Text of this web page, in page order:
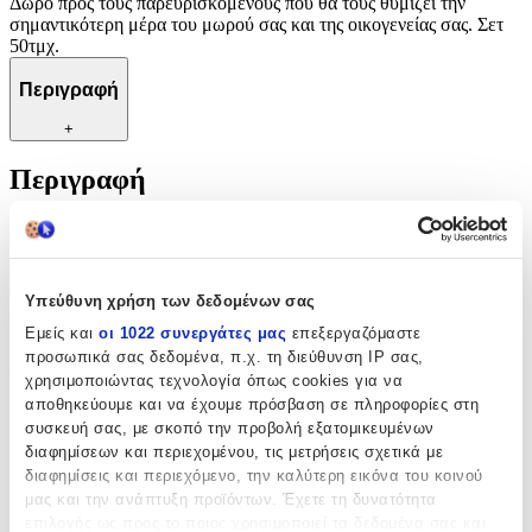
Υπεύθυνη χρήση των δεδομένων σας
Εμείς και οι 1022 συνεργάτες μας επεξεργαζόμαστε
προσωπικά σας δεδομένα, π.χ. τη διεύθυνση IP σας,
χρησιμοποιώντας τεχνολογία όπως cookies για να
αποθηκεύουμε και να έχουμε πρόσβαση σε πληροφορίες στη
συσκευή σας, με σκοπό την προβολή εξατομικευμένων
διαφημίσεων και περιεχομένου, τις μετρήσεις σχετικά με
διαφημίσεις και περιεχόμενο, την καλύτερη εικόνα του κοινού
μας και την ανάπτυξη προϊόντων. Έχετε τη δυνατότητα
σημαντικότερη μέρα του μωρού σας και της οικογενείας σας. Σετ
50τμχ.
Περιγραφή
+
Περιγραφή
Μαρτυρικά βάπτισης ευφάνταστα και περίτεχνα φτιαγμένα για να
σημαντικότερη μέρα του μωρού σας και της οικογενείας σας. Σετ
Χαρακτηριστικά
Κατασκευαστής:
Bellissimo
Χρώμα: